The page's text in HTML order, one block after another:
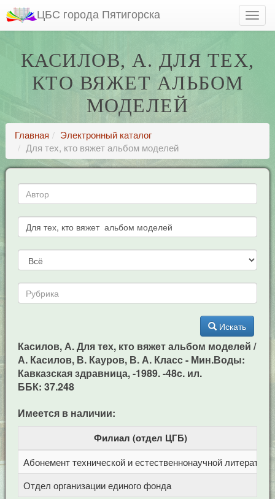
ЦБС города Пятигорска
КАСИЛОВ, А. ДЛЯ ТЕХ,
КТО ВЯЖЕТ АЛЬБОМ
МОДЕЛЕЙ
Главная
Электронный каталог
Для тех, кто вяжет альбом моделей
Искать
Касилов, А. Для тех, кто вяжет альбом моделей /
А. Касилов, В. Кауров, В. А. Класс - Мин.Воды:
Кавказская здравница, -1989. -48c. ил.
ББК: 37.248
Имеется в наличии:
Филиал (отдел ЦГБ)
Абонемент технической и естественнонаучной литерат
Отдел организации единого фонда